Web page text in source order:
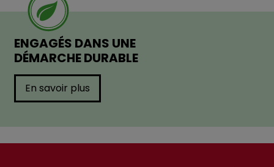
ENGAGÉS DANS UNE
DÉMARCHE DURABLE
En savoir plus